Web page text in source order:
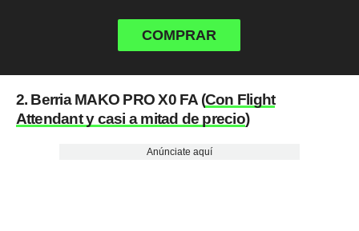
COMPRAR
2. Berria MAKO PRO X0 FA (Con Flight
Attendant y casi a mitad de precio)
Anúnciate aquí